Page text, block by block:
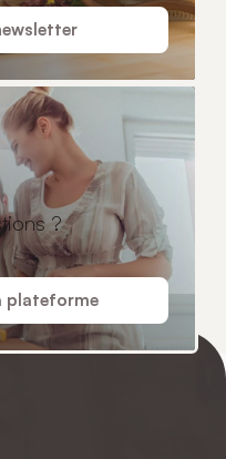
?
plateforme